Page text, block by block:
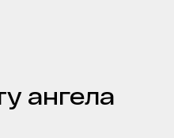
ангела